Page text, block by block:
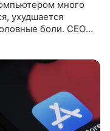
много
ухудшается
боли. СЕО